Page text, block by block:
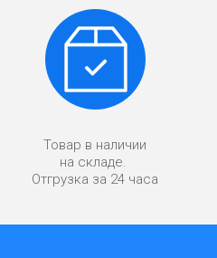
Товар в наличии
на складе.
Отгрузка за 24 часа